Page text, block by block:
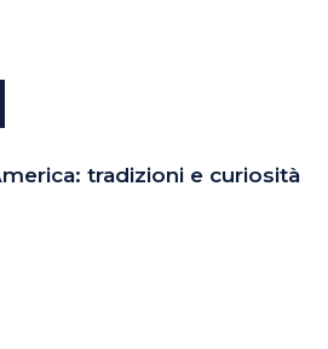
tradizioni e curiosità